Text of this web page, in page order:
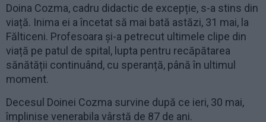
Doina Cozma, cadru didactic de excepție, s-a stins din
viață. Inima ei a încetat să mai bată astăzi, 31 mai, la
Fălticeni. Profesoara și-a petrecut ultimele clipe din
viață pe patul de spital, lupta pentru recăpătarea
sănătății continuând, cu speranță, până în ultimul
moment.
Decesul Doinei Cozma survine după ce ieri, 30 mai,
împlinise venerabila vârstă de 87 de ani.